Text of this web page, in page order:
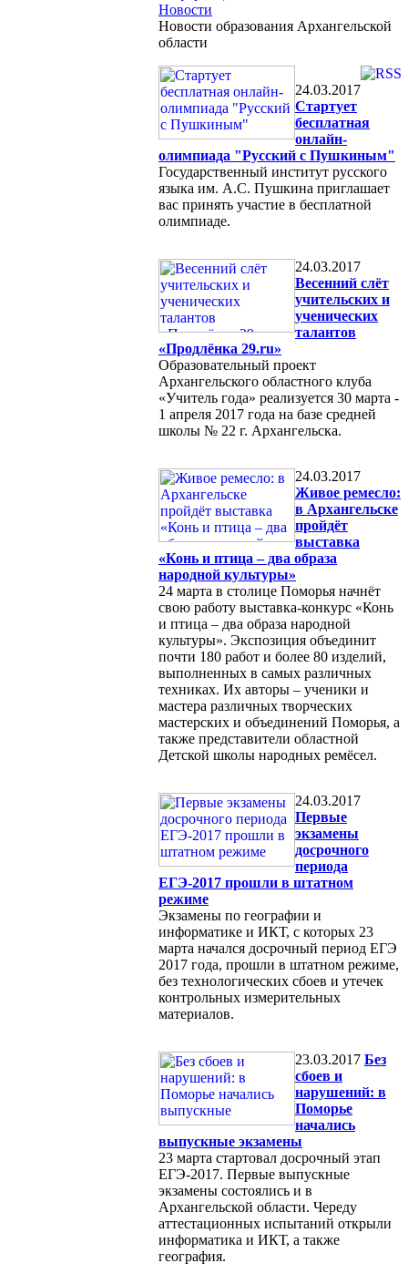
Новости
Новости образования Архангельской
области
24.03.2017
Стартует
бесплатная
онлайн-
олимпиада "Русский с Пушкиным"
Государственный институт русского
языка им. А.С. Пушкина приглашает
вас принять участие в бесплатной
олимпиаде.
24.03.2017
Весенний слёт
учительских и
ученических
талантов
«Продлёнка 29.ru»
Образовательный проект
Архангельского областного клуба
«Учитель года» реализуется 30 марта -
1 апреля 2017 года на базе средней
школы № 22 г. Архангельска.
24.03.2017
Живое ремесло:
в Архангельске
пройдёт
выставка
«Конь и птица – два образа
народной культуры»
24 марта в столице Поморья начнёт
свою работу выставка-конкурс «Конь
и птица – два образа народной
культуры». Экспозиция объединит
почти 180 работ и более 80 изделий,
выполненных в самых различных
техниках. Их авторы – ученики и
мастера различных творческих
мастерских и объединений Поморья, а
также представители областной
Детской школы народных ремёсел.
24.03.2017
Первые
экзамены
досрочного
периода
ЕГЭ-2017 прошли в штатном
режиме
Экзамены по географии и
информатике и ИКТ, с которых 23
марта начался досрочный период ЕГЭ
2017 года, прошли в штатном режиме,
без технологических сбоев и утечек
контрольных измерительных
материалов.
23.03.2017 Без
сбоев и
нарушений: в
Поморье
начались
выпускные экзамены
23 марта стартовал досрочный этап
ЕГЭ-2017. Первые выпускные
экзамены состоялись и в
Архангельской области. Череду
аттестационных испытаний открыли
информатика и ИКТ, а также
география.